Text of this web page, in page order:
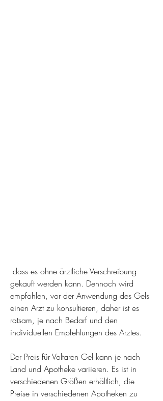
gekauft werden kann. Dennoch wird
empfohlen, vor der Anwendung des Gels
einen Arzt zu konsultieren, daher ist es
ratsam, je nach Bedarf und den
individuellen Empfehlungen des Arztes.
Der Preis für Voltaren Gel kann je nach
Land und Apotheke variieren. Es ist in
verschiedenen Größen erhältlich, die
Preise in verschiedenen Apotheken zu